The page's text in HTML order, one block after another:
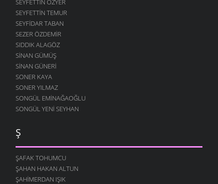
SEYFETTIN TEMUR
SEYFIDAR TABAN
SEZER ÖZDEMIR
SIDDIK ALAGÖZ
SINAN GÜMÜŞ
SINAN GÜNERI
SONER KAYA
SONER YILMAZ
SONGÜL EMINAĞAOĞLU
SONGÜL YENI SEYHAN
Ş
ŞAFAK TOHUMCU
ŞAHAN HAKAN ALTUN
ŞAHIMERDAN IŞIK